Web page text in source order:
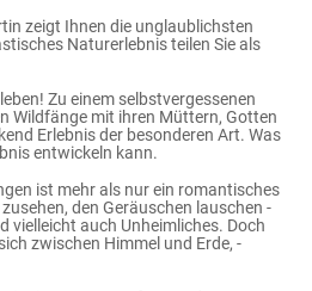
zeigt Ihnen die unglaublichsten
Naturerlebnis teilen Sie als
Zu einem selbstvergessenen
Wildfänge mit ihren Müttern, Gotten
Erlebnis der besonderen Art. Was
entwickeln kann.
ist mehr als nur ein romantisches
den Geräuschen lauschen -
vielleicht auch Unheimliches. Doch
zwischen Himmel und Erde, -